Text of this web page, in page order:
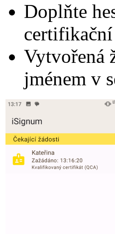
Doplňte
Vytvořená
jménem v